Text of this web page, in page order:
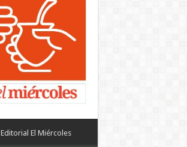
Editorial El Miércoles